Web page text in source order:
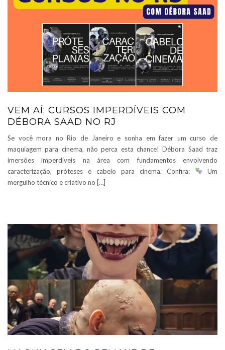
VEM AÍ: CURSOS IMPERDÍVEIS COM
DÉBORA SAAD NO RJ
Se você mora no Rio de Janeiro e sonha em fazer um curso de
maquiagem para cinema, não perca esta chance! Débora Saad traz
imersões imperdíveis na área com fundamentos envolvendo
caracterização, próteses e cabelo para cinema. Confira:
Um
mergulho técnico e criativo no […]